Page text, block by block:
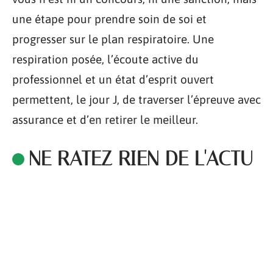
une étape pour prendre soin de soi et
progresser sur le plan respiratoire. Une
respiration posée, l’écoute active du
professionnel et un état d’esprit ouvert
permettent, le jour J, de traverser l’épreuve avec
assurance et d’en retirer le meilleur.
NE RATEZ RIEN DE L'ACTU